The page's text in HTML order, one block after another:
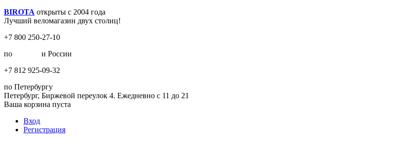
BIROTA открыты с 2004 года
Лучший веломагазин двух столиц!
+7 800 250-27-10
по
и России
+7 812 925-09-32
по Петербургу
Петербург, Биржевой переулок 4. Ежедневно с 11 до 21
Ваша корзина пуста
Вход
Регистрация